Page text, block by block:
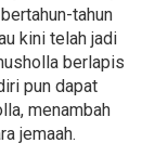
tahun
kini telah jadi
berlapis
pun dapat
menambah
jemaah.